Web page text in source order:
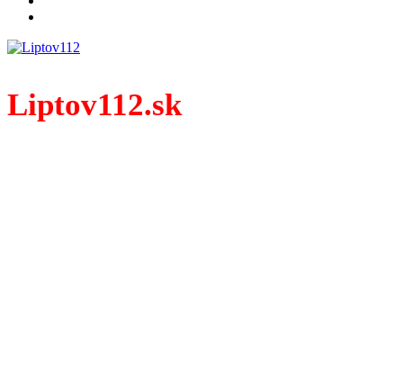
Liptov112.sk